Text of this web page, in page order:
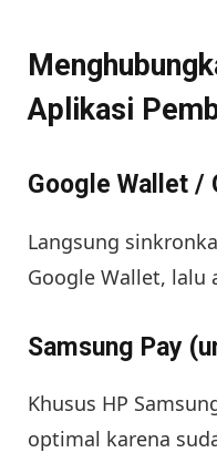
Aplikasi
Google Wallet /
Langsung
Google Wallet, lalu
Samsung Pay
Khusus HP
optimal karena